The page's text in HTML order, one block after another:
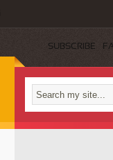
SUBSCRIBE